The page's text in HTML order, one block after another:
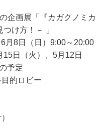
企画展「『カガクノミカ
け方！－ 」
6月8日（日）9:00～20:00
日（火）、5月12日
予定
的ロビー